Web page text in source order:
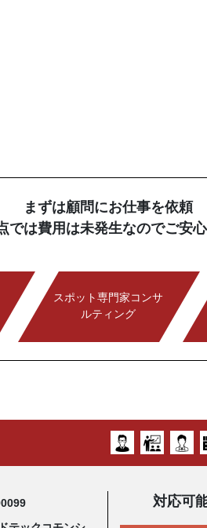
まずは顧問にお仕事を依頼
では費用は未発生なのでご安心
スポット専門家コンサ
ルティング
対応可